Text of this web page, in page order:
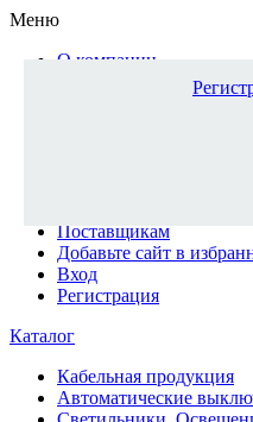
Меню
О компании
Доставка и оплата
Поставщикам
Добавьте сайт в
Вход
Регистрация
Каталог
Кабельная продукция
Автоматические